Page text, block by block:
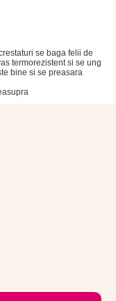
se baga felii de
termorezistent si se ung
bine si se preasara